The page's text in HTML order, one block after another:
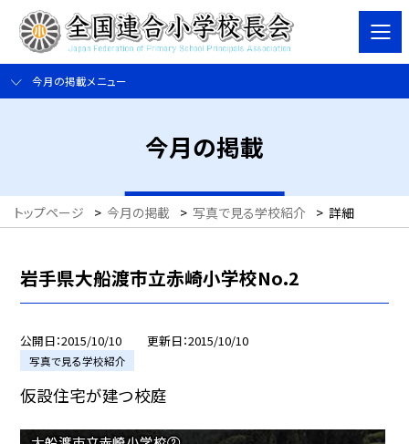
今月の掲載メニュー
今月の掲載
トップページ > 今月の掲載 > 写真で見る学校紹介 > 詳細
岩手県大船渡市立赤崎小学校No.2
公開日 2015/10/10 更新日 2015/10/10
写真で見る学校紹介
仮設住宅が建つ校庭